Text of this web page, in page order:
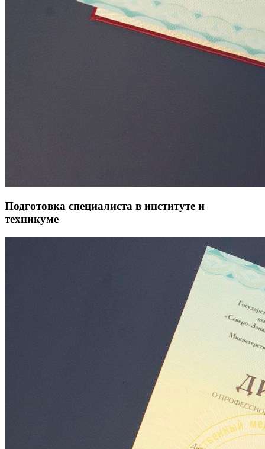
Подготовка специалиста в институте и
техникуме